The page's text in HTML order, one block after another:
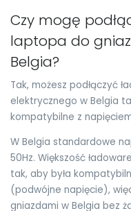
Czy mogę
laptopa do
Belgia?
Tak, możesz podłączyć
elektrycznego w Belgia
kompatybilne z
W Belgia standardowe
50Hz. Większość
tak, aby była
(podwójne napięcie),
gniazdami w Belgia bez